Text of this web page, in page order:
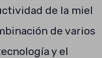
de la miel
de varios
y el